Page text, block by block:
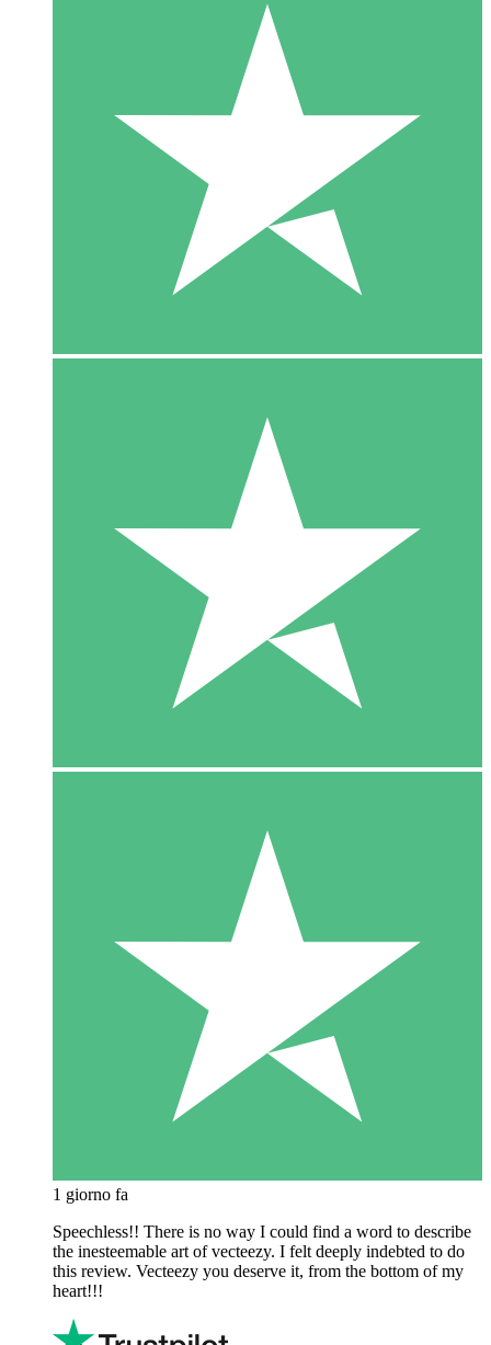
1 giorno fa
Speechless!! There is no way I could find a word to describe
the inesteemable art of vecteezy. I felt deeply indebted to do
this review. Vecteezy you deserve it, from the bottom of my
heart!!!